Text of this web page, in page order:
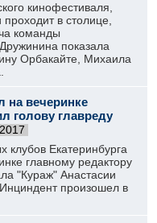
кинофестиваля,
в столице,
команды
показала
Орбакайте, Михаила
на вечеринке
голову главреду
клубов Екатеринбурга
главному редактору
"Кураж" Анастасии
произошел в